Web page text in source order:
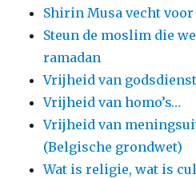
Shirin Musa vecht
Steun de moslim die
ramadan
Vrijheid van
Vrijheid van homo’s…
Vrijheid van
(Belgische grondwet)
Wat is religie, wat is